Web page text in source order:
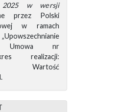
2025 w wersji
przez Polski
w ramach
Umowa nr
realizacji:
Wartość